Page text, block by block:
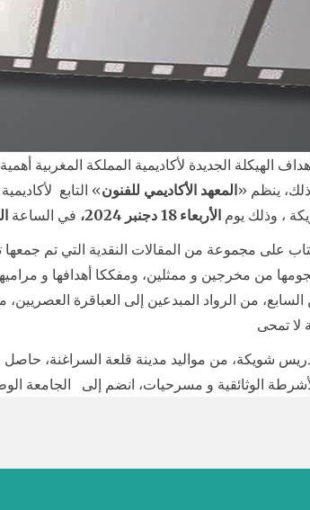
الهيكلة الجديدة لأكاديمية المملكة
ينظم «المعهد الأكاديمي للفنون» التابع
، وذلك يوم الأربعاء 18 دجنبر 2024، في الساعة
على مجموعة من المقالات النقدية التي تم
من مخرجين و ممثلين، ومفككا أهدافها و
من الرواد المبدعين إلى العباقرة
لا تمحى
شويكة، من مواليد مدينة قلعة السراغنة،
الوثائقية و مسرحيات، انضم إلى الجامعة